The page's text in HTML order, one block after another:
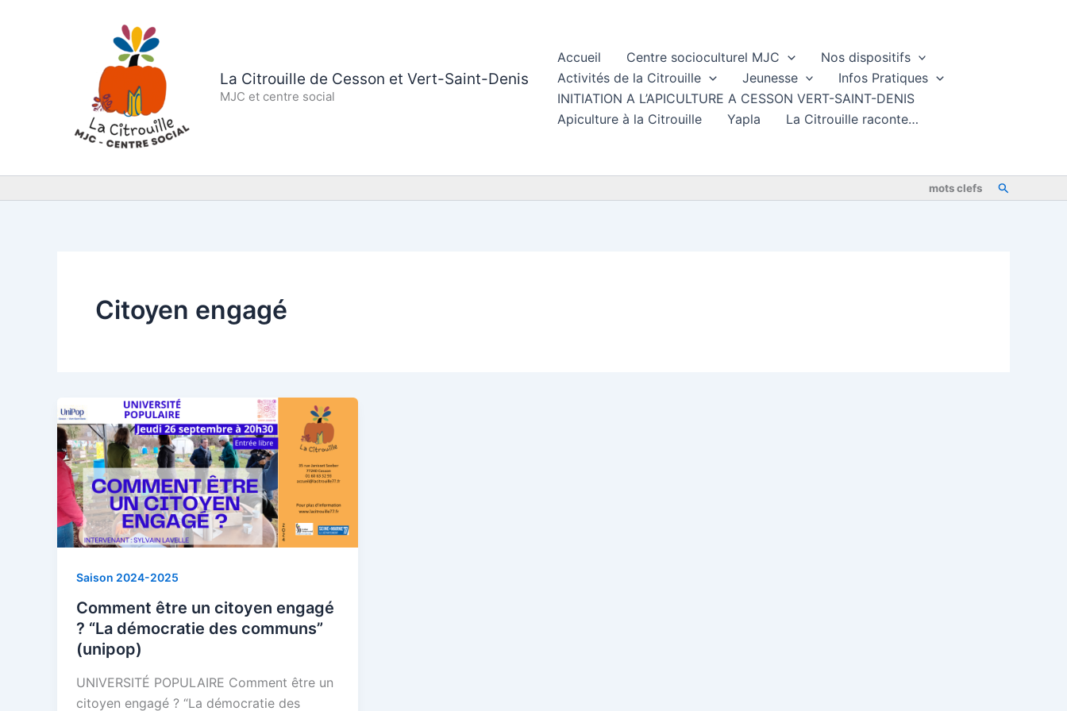
La Citrouille de Cesson et Vert-Saint-Denis
MJC et centre social
Accueil Centre socioculturel MJC
Nos dispositifs
Activités de la Citrouille
Jeunesse
Infos Pratiques
INITIATION A L’APICULTURE A CESSON VERT-SAINT-DENIS
Apiculture à la Citrouille
Yapla La Citrouille raconte…
mots clefs Rechercher
Citoyen engagé
Saison 2024-2025
Comment être un citoyen engagé
? “La démocratie des communs”
(unipop)
UNIVERSITÉ POPULAIRE Comment être un
citoyen engagé ? “La démocratie des